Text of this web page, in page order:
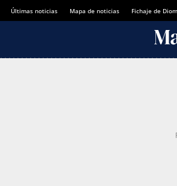
Últimas noticias Mapa de noticias Fichaje de